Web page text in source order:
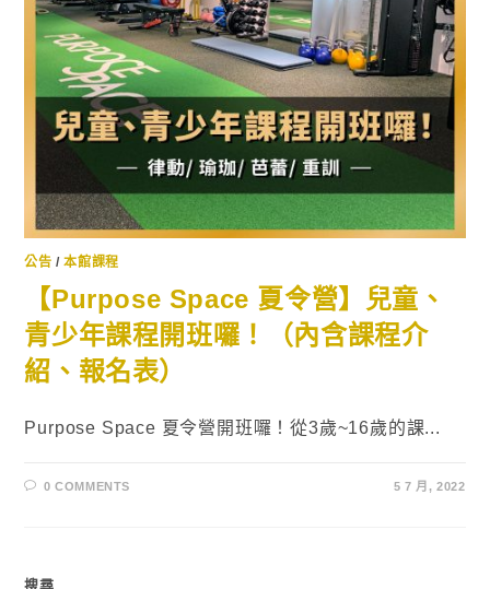
公告 /本館課程
【Purpose Space 夏令營】兒童、
青少年課程開班囉！（內含課程介
紹、報名表）
Purpose Space 夏令營開班囉！從3歲~16歲的課...
0 COMMENTS 5 7 月, 2022
搜尋